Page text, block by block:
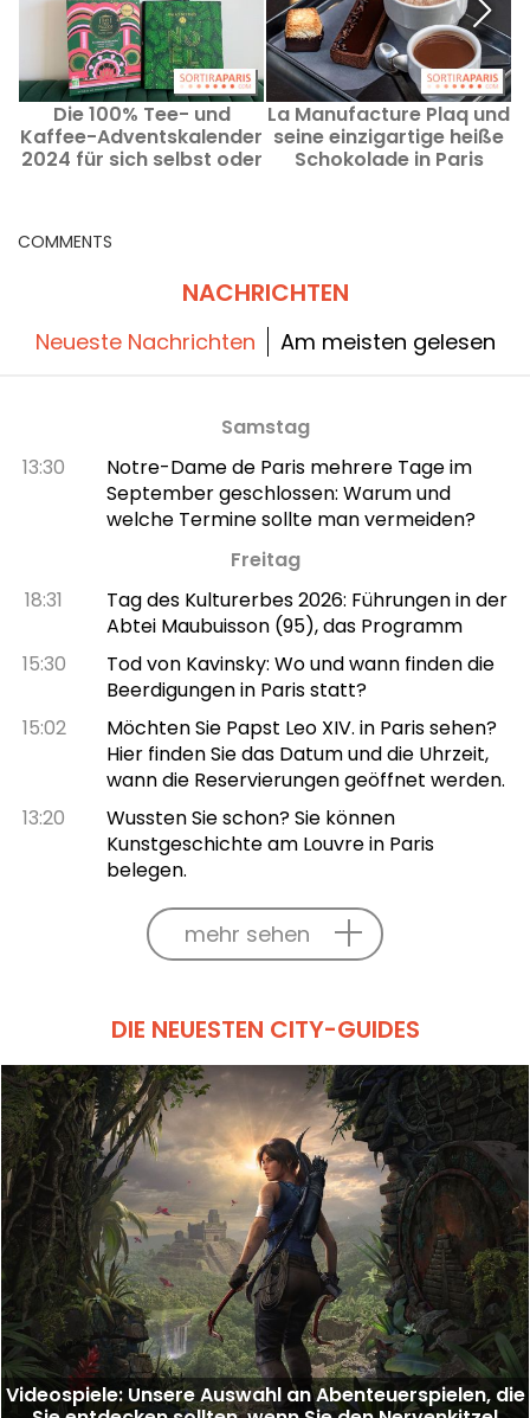
Die 100% Tee- und
Kaffee-Adventskalender
2024 für sich selbst oder
La Manufacture Plaq und
seine einzigartige heiße
Schokolade in Paris
COMMENTS
NACHRICHTEN
Neueste Nachrichten Am meisten gelesen
Samstag
13:30
Notre-Dame de Paris mehrere Tage im
September geschlossen: Warum und
welche Termine sollte man vermeiden?
Freitag
18:31
Tag des Kulturerbes 2026: Führungen in der
Abtei Maubuisson (95), das Programm
15:30
Tod von Kavinsky: Wo und wann finden die
Beerdigungen in Paris statt?
15:02
Möchten Sie Papst Leo XIV. in Paris sehen?
Hier finden Sie das Datum und die Uhrzeit,
wann die Reservierungen geöffnet werden.
13:20
Wussten Sie schon? Sie können
Kunstgeschichte am Louvre in Paris
belegen.
mehr sehen
DIE NEUESTEN CITY-GUIDES
Videospiele: Unsere Auswahl an Abenteuerspielen, die